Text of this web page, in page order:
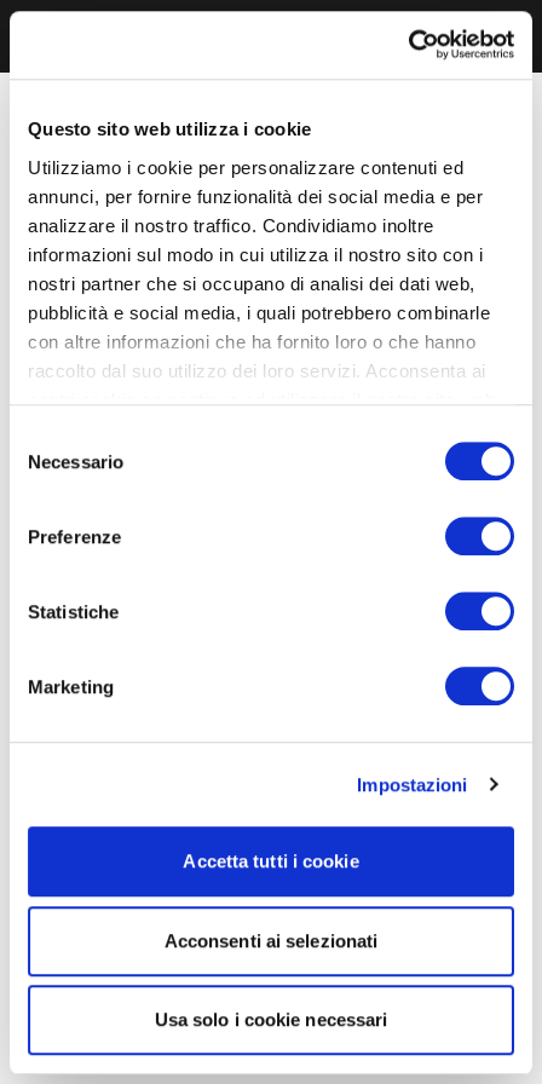
Questo sito web utilizza i cookie
Utilizziamo i cookie per personalizzare contenuti ed
annunci, per fornire funzionalità dei social media e per
analizzare il nostro traffico. Condividiamo inoltre
informazioni sul modo in cui utilizza il nostro sito con i
nostri partner che si occupano di analisi dei dati web,
pubblicità e social media, i quali potrebbero combinarle
con altre informazioni che ha fornito loro o che hanno
raccolto dal suo utilizzo dei loro servizi. Acconsenta ai
delNecessario
Preferenze
Statistiche
Marketing
Impostazioni
Accetta tutti i cookie
Acconsenti ai selezionati
Usa solo i cookie necessari